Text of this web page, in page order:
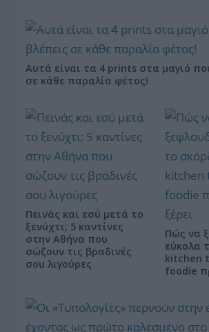
Αυτά είναι τα 4 prints στα μαγιό
σε κάθε παραλία φέτος!
Πεινάς και εσύ μετά το
ξενύχτι; 5 καντίνες
στην Αθήνα που
σώζουν τις βραδινές
σου λιγούρες
Πώς να
εύκολα
kitchen
foodie